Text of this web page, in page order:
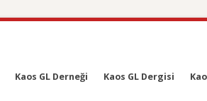
Kaos GL Derneği Kaos GL Dergisi